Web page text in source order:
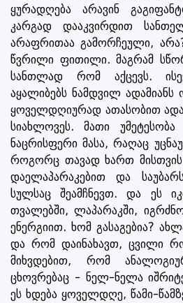
ყურადღება არავინ
კარგად დააკვირდით
არაფრითაა გამორჩეული,
წვრილი ფითილი. მაგრამ
სანთლად რომ აქცევს.
აყალიბებს ნამდვილ ადამიანს
ყოველდღიურად ათასობით
სიახლოვეს. მათი
ნაცრისფერი მასა, რაღაც
როგორც თავად ხართ
დაელაპარაკებით და
სულსაც შეამჩნევთ. და ეს
თვალებში, ლაპარაკში,
ენერგიით. ხომ გასაგებია?
და რომ დაინახავთ, ცვილი
მიხვდებით, რომ
ცხოვრებაც - ნელ-ნელა
ეს ხდება ყოველდღე, წამი-